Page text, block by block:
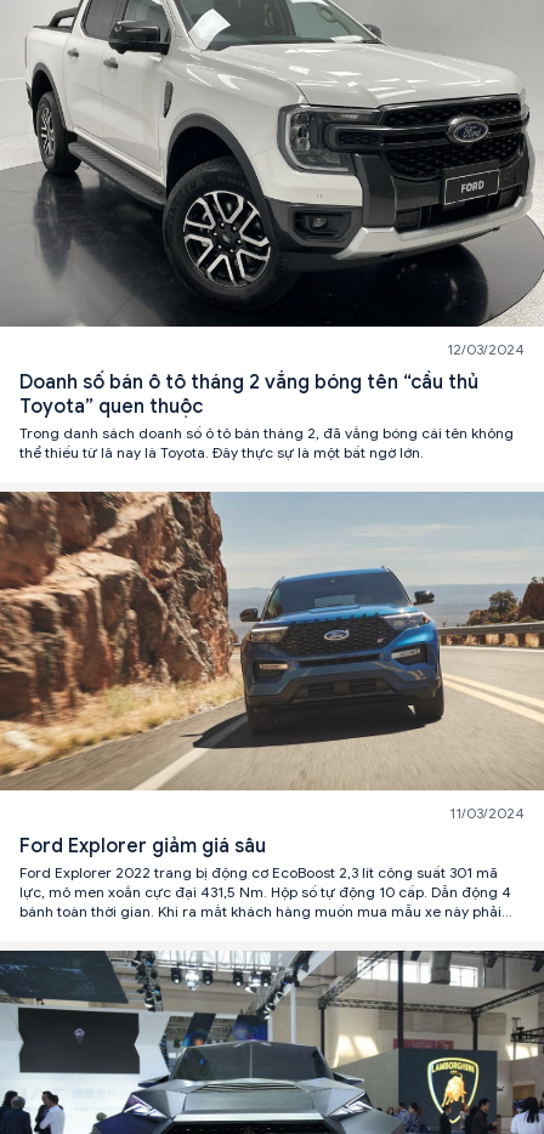
12/03/2024
Doanh số bán ô tô tháng 2 vắng bóng tên “cầu thủ
Toyota” quen thuộc
Trong danh sách doanh số ô tô bán tháng 2, đã vắng bóng cái tên không
thể thiếu từ lâ nay là Toyota. Đây thực sự là một bất ngờ lớn.
11/03/2024
Ford Explorer giảm giá sâu
Ford Explorer 2022 trang bị động cơ EcoBoost 2,3 lít công suất 301 mã
lực, mô men xoắn cực đại 431,5 Nm. Hộp số tự động 10 cấp. Dẫn động 4
bánh toàn thời gian. Khi ra mắt khách hàng muốn mua mẫu xe này phải